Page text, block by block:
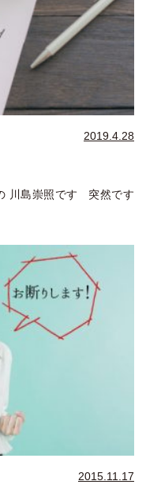
2019.4.28
川島崇照です 突然です
2015.11.17